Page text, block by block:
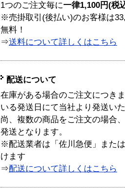
1つのご注文毎に一律1,100円(税
※売掛取引(後払い)のお客様は
無料！
⇒送料について詳しくはこちら
配送について
在庫がある場合のご注文につき
いる発送日にて当社より発送い
尚、複数の商品をご注文の場合
発送となります。
※配送業者は「佐川急便」また
けます
⇒配送について詳しくはこちら